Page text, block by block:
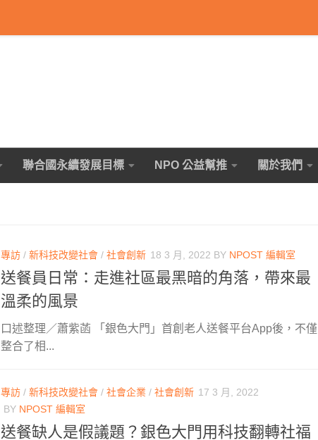
聯合國永續發展目標 NPO 公益幫推 關於我們
專訪 / 新科技改變社會 / 社會創新 18 3 月, 2022 BY NPOST 編輯室
送餐員日常：走進社區最黑暗的角落，帶來最
溫柔的風景
口述整理／蕭紫菡 「銀色大門」首創老人送餐平台App後，不僅
整合了相...
專訪 / 新科技改變社會 / 社會企業 / 社會創新 17 3 月, 2022
BY NPOST 編輯室
送餐缺人是假議題？銀色大門用科技翻轉社福